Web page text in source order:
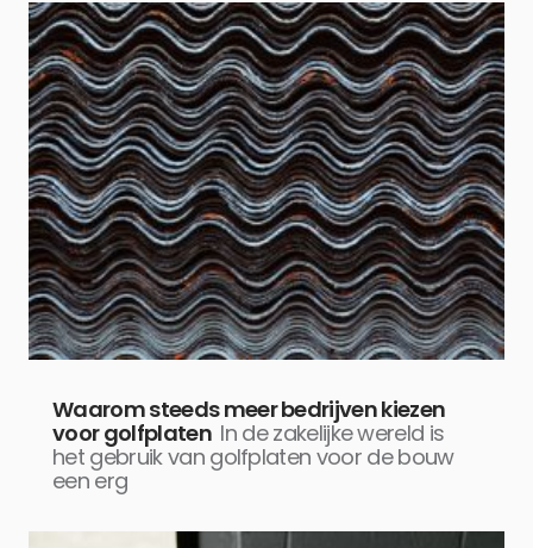
Waarom steeds meer bedrijven kiezen
voor golfplaten In de zakelijke wereld is
het gebruik van golfplaten voor de bouw
een erg